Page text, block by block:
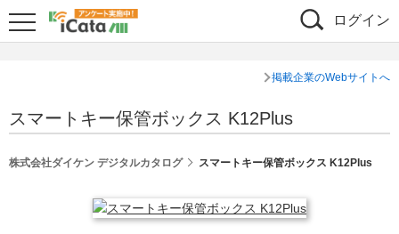
ログイン
掲載企業のWebサイトへ
スマートキー保管ボックス K12Plus
株式会社ダイケン デジタルカタログ スマートキー保管ボックス K12Plus